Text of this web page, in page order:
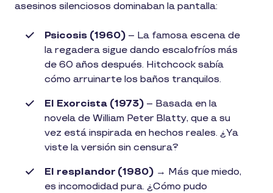
asesinos silenciosos dominaban la pantalla:
Psicosis (1960) – La famosa escena de
la regadera sigue dando escalofríos más
de 60 años después. Hitchcock sabía
cómo arruinarte los baños tranquilos.
El Exorcista (1973) – Basada en la
novela de William Peter Blatty, que a su
vez está inspirada en hechos reales. ¿Ya
viste la versión sin censura?
El resplandor (1980) → Más que miedo,
es incomodidad pura. ¿Cómo pudo